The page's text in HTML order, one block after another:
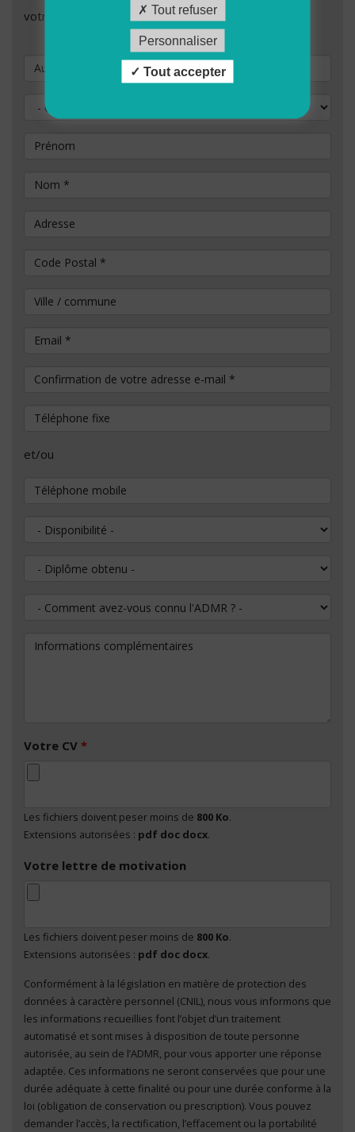
votre demande de candidature.
Vous souhaitez postuler au poste de
Civilité
Prénom
Nom*
Adresse
Code Postal *
Ville / commune
Email*
Confirmation de votre adresse e-mail
Téléphone fixe
et/ou
Téléphone mobile
Disponibilité
Diplôme obtenu
Comment avez-vous connu l'ADMR ?
Informations complémentaires
Votre CV *
Les fichiers doivent peser moins de 800 Ko.
Extensions autorisées : pdf doc docx.
Votre lettre de motivation
Les fichiers doivent peser moins de 800 Ko.
Extensions autorisées : pdf doc docx.
En cliquant sur "Envoyer", je consens au traitement
de mes données à caractère personnel *
Conformément à la législation en matière de protection des
données à caractère personnel (CNIL), nous vous informons que
les informations recueillies font l’objet d’un traitement
automatisé et sont mises à disposition de toute personne
autorisée, au sein de l’ADMR, pour vous apporter une réponse
adaptée. Ces informations ne seront conservées que pour une
durée adéquate à cette finalité ou pour une durée conforme à la
loi (obligation de conservation ou prescription). Vous pouvez
demander l’accès, la rectification, l’effacement ou la portabilité
Tout refuser
Personnaliser
Tout accepter